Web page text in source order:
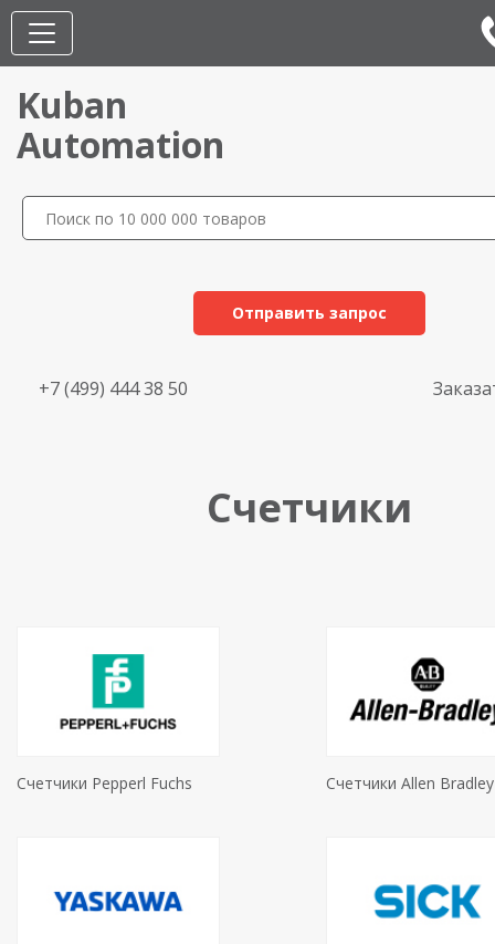
Kuban
Automation
Отправить запрос
+7 (499) 444 38 50
Счетчики
Счетчики Pepperl Fuchs Счетчики Allen Bradley